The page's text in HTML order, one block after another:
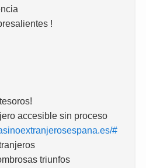
!
accesible sin proceso
#
triunfos